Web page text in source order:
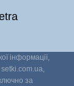
інформації,
setki.com.ua,
за